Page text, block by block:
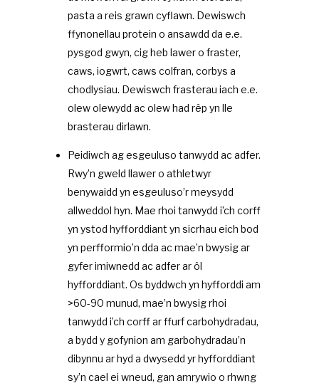
pasta a reis grawn cyflawn. Dewiswch
ffynonellau protein o ansawdd da e.e.
pysgod gwyn, cig heb lawer o fraster,
caws, iogwrt, caws colfran, corbys a
chodlysiau. Dewiswch frasterau iach e.e.
olew olewydd ac olew had rêp yn lle
brasterau dirlawn.
Peidiwch ag esgeuluso tanwydd ac adfer.
Rwy’n gweld llawer o athletwyr
benywaidd yn esgeuluso’r meysydd
allweddol hyn. Mae rhoi tanwydd i’ch corff
yn ystod hyfforddiant yn sicrhau eich bod
yn perfformio’n dda ac mae’n bwysig ar
gyfer imiwnedd ac adfer ar ôl
hyfforddiant. Os byddwch yn hyfforddi am
>60-90 munud, mae’n bwysig rhoi
tanwydd i’ch corff ar ffurf carbohydradau,
a bydd y gofynion am garbohydradau’n
dibynnu ar hyd a dwysedd yr hyfforddiant
sy’n cael ei wneud, gan amrywio o rhwng